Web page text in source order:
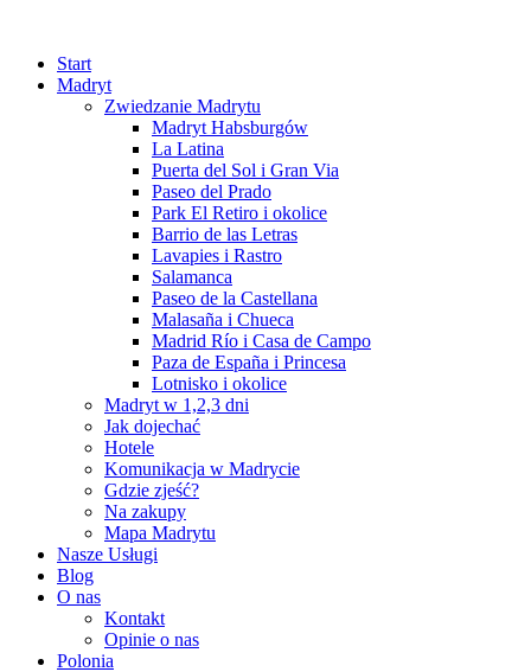
Start
Madryt
Zwiedzanie Madrytu
Madryt Habsburgów
La Latina
Puerta del Sol i Gran Via
Paseo del Prado
Park El Retiro i okolice
Barrio de las Letras
Lavapies i Rastro
Salamanca
Paseo de la Castellana
Malasaña i Chueca
Madrid Río i Casa de Campo
Paza de España i Princesa
Lotnisko i okolice
Madryt w 1,2,3 dni
Jak dojechać
Hotele
Komunikacja w Madrycie
Gdzie zjeść?
Na zakupy
Mapa Madrytu
Nasze Usługi
Blog
O nas
Kontakt
Opinie o nas
Polonia